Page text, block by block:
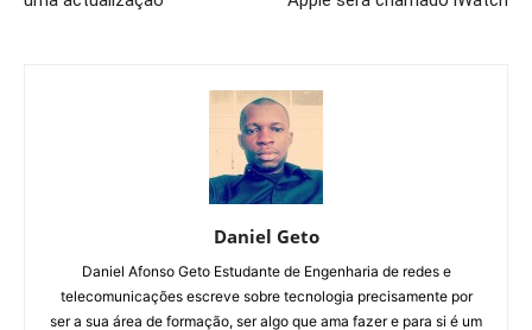
Daniel Geto
Daniel Afonso Geto Estudante de Engenharia de redes e
telecomunicações escreve sobre tecnologia precisamente por
ser a sua área de formação, ser algo que ama fazer e para si é um